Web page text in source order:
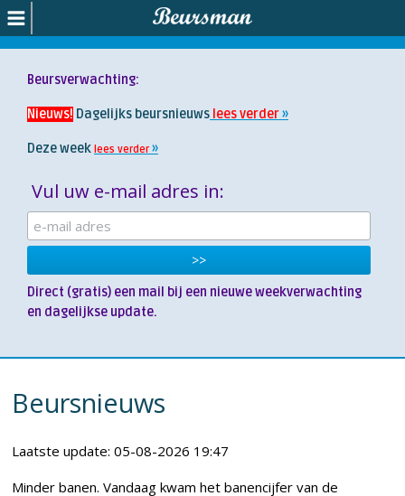
Beursverwachting:
Nieuws! Dagelijks beursnieuws lees verder
Deze week lees verder
Vul uw e-mail adres in:
Direct (gratis) een mail bij een nieuwe weekverwachting
en dagelijkse update.
Beursnieuws
Laatste update: 05-08-2026 19:47
Minder banen. Vandaag kwam het banencijfer van de